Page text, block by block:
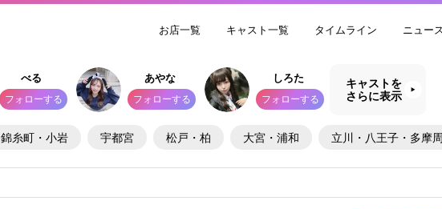
お店一覧 キャスト一覧 タイムライン ニュー
べる
フォローする
あやな
フォローする
しろた
フォローする
キャストを
さらに表示
錦糸町・小岩 宇都宮 松戸・柏 大宮・浦和 立川・八王子・多摩